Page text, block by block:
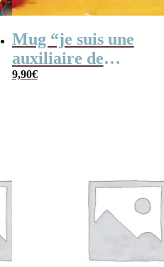
Mug “je suis une
auxiliaire de
puériculture qui
9,90€